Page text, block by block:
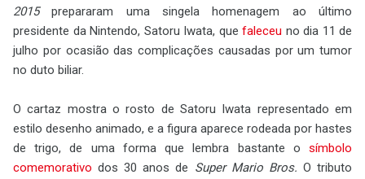
2015prepararam uma singela homenagem ao último
presidente da Nintendo, Satoru Iwata, que faleceu no dia 11 de
julho por ocasião das complicações causadas por um tumor
no duto biliar.
O cartaz mostra o rosto de Satoru Iwata representado em
estilo desenho animado, e a figura aparece rodeada por hastes
de trigo, de uma forma que lembra bastante o símbolo
comemorativo dos 30 anos de Super Mario Bros. O tributo